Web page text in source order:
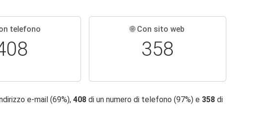
telefono 🌐 Con sito web
358
e-mail (69%), 408 di un numero di telefono (97%) e 358 di